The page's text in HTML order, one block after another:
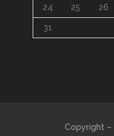
24 25 26
31
Copyright –